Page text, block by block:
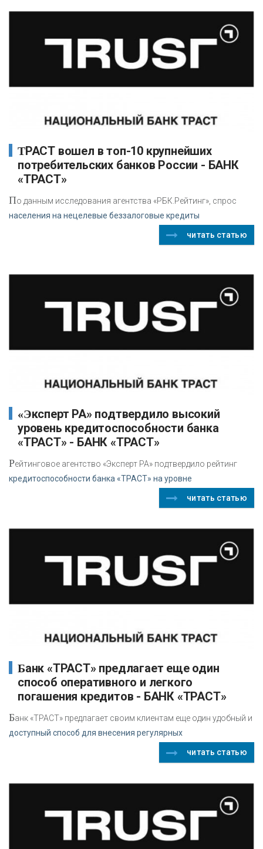
ТРАСТ вошел в топ-10 крупнейших
потребительских банков России - БАНК
«ТРАСТ»
По данным исследования агентства «РБК.Рейтинг», спрос
населения на нецелевые беззалоговые кредиты
читать статью
«Эксперт РА» подтвердило высокий
уровень кредитоспособности банка
«ТРАСТ» - БАНК «ТРАСТ»
Рейтинговое агентство «Эксперт РА» подтвердило рейтинг
кредитоспособности банка «ТРАСТ» на уровне
читать статью
Банк «ТРАСТ» предлагает еще один
способ оперативного и легкого
погашения кредитов - БАНК «ТРАСТ»
Банк «ТРАСТ» предлагает своим клиентам еще один удобный и
доступный способ для внесения регулярных
читать статью